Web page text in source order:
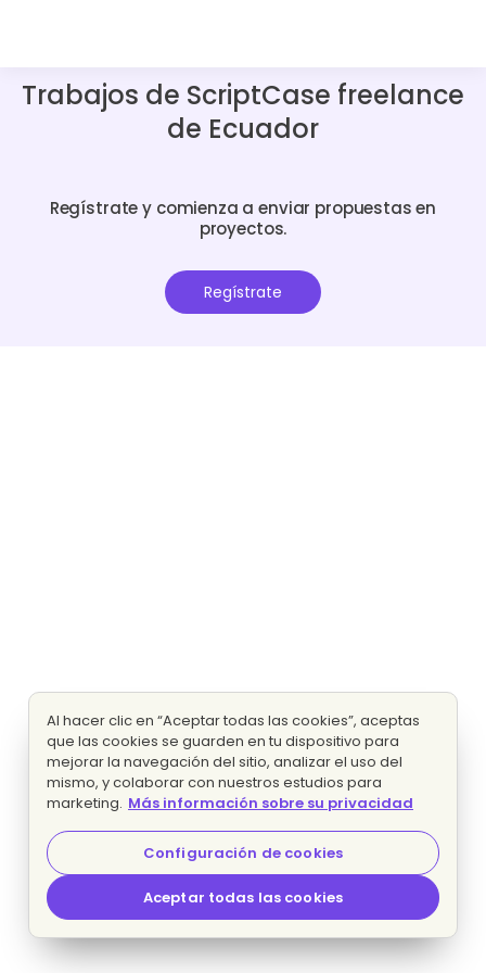
Trabajos de ScriptCase freelance
de Ecuador
Regístrate y comienza a enviar propuestas en
proyectos.
Regístrate
Al hacer clic en “Aceptar todas las cookies”, aceptas
que las cookies se guarden en tu dispositivo para
mejorar la navegación del sitio, analizar el uso del
mismo, y colaborar con nuestros estudios para
marketing. Más información sobre su privacidad
Configuración de cookies
Aceptar todas las cookies